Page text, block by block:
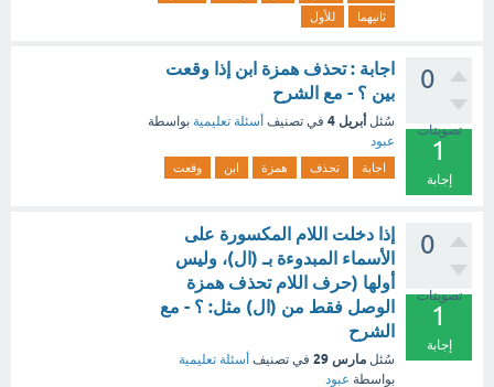
ثانيهما
للأول
0
تصويتات
1
إجابة
اجابة : تحذف همزة ابن إذا وقعت
بين ؟ - مع الشرح
سُئل أبريل 4 في تصنيف أسئلة تعليمية بواسطة
عبود
اجابة تحذف همزة ابن وقعت
0
تصويتات
1
إجابة
إذا دخلت اللام المكسورة على
الأسماء المبدوءة بـ (ال)، وليس
أولها (حرف اللام تحذف همزة
الوصل فقط من (ال) مثل: ؟ - مع
الشرح
سُئل مارس 29 في تصنيف أسئلة تعليمية
بواسطة عبود